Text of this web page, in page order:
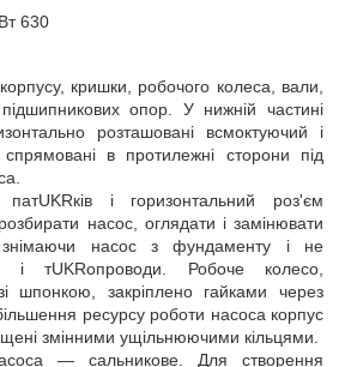
630
кришки, робочого колеса, вали,
опор. У нижній частині
розташовані всмоктуючий і
в протилежні сторони під
і горизонтальний роз'єм
насос, оглядати і замінювати
насос з фундаменту і не
і тUKRопроводи. Робоче колесо,
шпонкою, закріплено гайками через
ресурсу роботи насоса корпус
змінними ущільнюючими кільцями.
— сальникове. Для створення